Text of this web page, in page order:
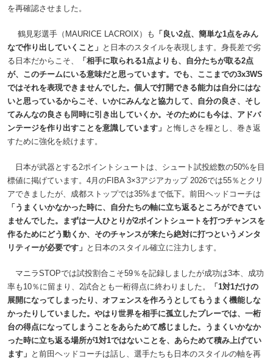
を再確認させました。
鶴見彩選手（MAURICE LACROIX）も 「良い2点、簡単な1点をみん
なで作り出していくこと」 と日本のスタイルを表現します。身長差で劣
る日本だからこそ、
「相手に取られる1点よりも、自分たちが取る2点
が、このチームにいる意味だと思っています。でも、ここまでの3x3WS
ではそれを表現できませんでした。個人で打開できる能力は自分にはな
いと思っているからこそ、いかにみんなと協力して、自分の良さ、そし
てみんなの良さも同時に引き出していくか。そのためにも今は、アドバ
ンテージを作り出すことを意識しています」 と悔しさを糧とし、巻き返
すために強化を続けます。
日本が武器とする2ポイントシュートは、シュート試投総数の50%を目
標値に掲げています。4月のFIBA 3×3アジアカップ 2026では55％とクリ
アできましたが、成都ストップでは35%まで低下。前田ヘッドコーチは
「うまくいかなかった時に、自分たちの軸に立ち返るところができてい
ませんでした。まずは一人ひとりが2ポイントシュートを打つチャンスを
作るためにどう動くか、そのチャンスが来たら絶対に打つというメンタ
リティーが必要です」 と日本のスタイル確立に注力します。
マニラSTOPでは試投割合こそ59％を記録しましたが成功は3本、成功
率も10％に留まり、2試合とも一桁得点に終わりました。
「1対1だけの
展開になってしまったり、オフェンスを作ろうとしてもうまく機能しな
かったりしていました。やはり世界を相手に孤立したプレーでは、一桁
台の得点になってしまうことをあらためて感じました。うまくいかなか
った時に立ち返る場所が1対1ではないことを、あらためて積み上げてい
ます」 と前田ヘッドコーチは話し、選手たちも日本のスタイルの軸を再